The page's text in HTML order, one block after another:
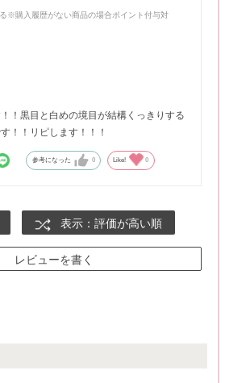
※購入履歴がない商品の場合ポイント付与対
！黒目と白めの境目が結構くっきりする
！！リピします！！！
参考になった 0 Like! 0
表示：評価が高い順
レビューを書く